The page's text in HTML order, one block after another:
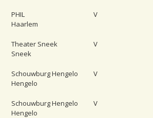
PHIL
Haarlem
V
Theater Sneek
Sneek
V
Schouwburg Hengelo
Hengelo
V
Schouwburg Hengelo
Hengelo
V